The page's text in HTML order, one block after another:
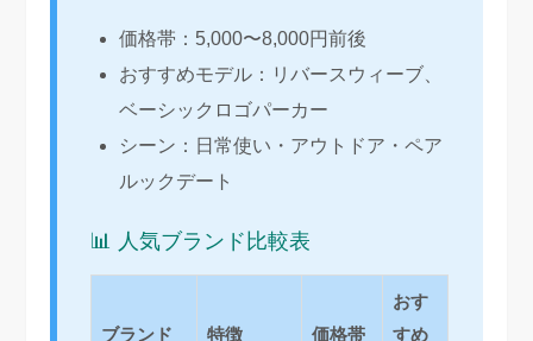
価格帯：5,000〜8,000円前後
おすすめモデル：リバースウィーブ、
ベーシックロゴパーカー
シーン：日常使い・アウトドア・ペア
ルックデート
📊 人気ブランド比較表
ブランド 特徴 価格帯
おす
すめ